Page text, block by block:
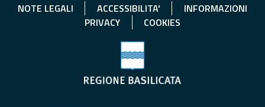
NOTE LEGALI ACCESSIBILITA'
INFORMAZIONI
PRIVACY
COOKIES